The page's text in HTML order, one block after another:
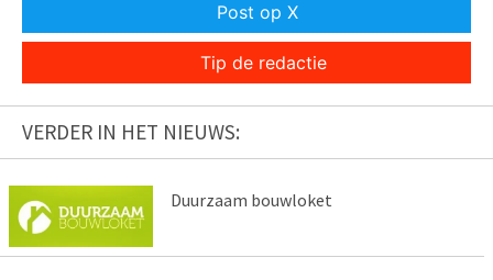
Post op X
Tip de redactie
VERDER IN HET NIEUWS:
Duurzaam bouwloket